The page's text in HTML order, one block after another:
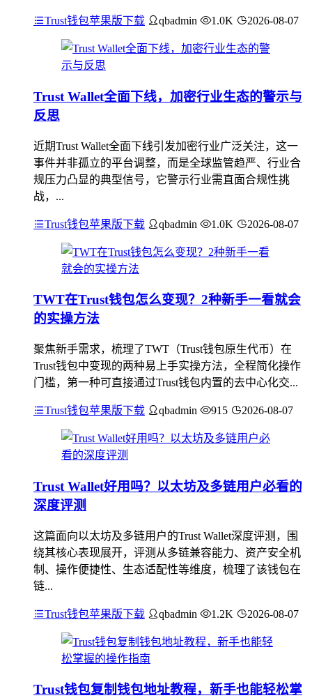
Trust钱包苹果版下载 qbadmin 1.0K 2026-08-07
Trust Wallet全面下线，加密行业生态的警示与
反思
近期Trust Wallet全面下线引发加密行业广泛关注，这一
事件并非孤立的平台调整，而是全球监管趋严、行业合
规压力凸显的典型信号，它警示行业需直面合规性挑
战，...
Trust钱包苹果版下载 qbadmin 1.0K 2026-08-07
TWT在Trust钱包怎么变现？2种新手一看就会
的实操方法
聚焦新手需求，梳理了TWT（Trust钱包原生代币）在
Trust钱包中变现的两种易上手实操方法，全程简化操作
门槛，第一种可直接通过Trust钱包内置的去中心化交...
Trust钱包苹果版下载 qbadmin 915 2026-08-07
Trust Wallet好用吗？以太坊及多链用户必看的
深度评测
这篇面向以太坊及多链用户的Trust Wallet深度评测，围
绕其核心表现展开，评测从多链兼容能力、资产安全机
制、操作便捷性、生态适配性等维度，梳理了该钱包在
链...
Trust钱包苹果版下载 qbadmin 1.2K 2026-08-07
Trust钱包复制钱包地址教程，新手也能轻松掌